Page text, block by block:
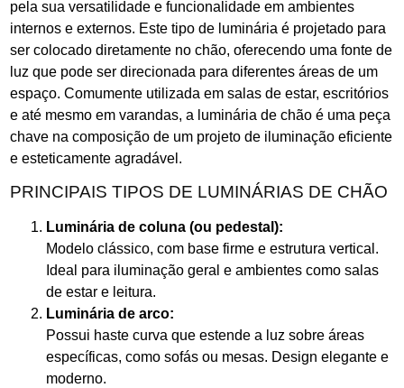
pela sua versatilidade e funcionalidade em ambientes
internos e externos. Este tipo de luminária é projetado para
ser colocado diretamente no chão, oferecendo uma fonte de
luz que pode ser direcionada para diferentes áreas de um
espaço. Comumente utilizada em salas de estar, escritórios
e até mesmo em varandas, a luminária de chão é uma peça
chave na composição de um projeto de iluminação eficiente
e esteticamente agradável.
PRINCIPAIS TIPOS DE LUMINÁRIAS DE CHÃO
Luminária de coluna (ou pedestal):
Modelo clássico, com base firme e estrutura vertical.
Ideal para iluminação geral e ambientes como salas
de estar e leitura.
Luminária de arco:
Possui haste curva que estende a luz sobre áreas
específicas, como sofás ou mesas. Design elegante e
moderno.